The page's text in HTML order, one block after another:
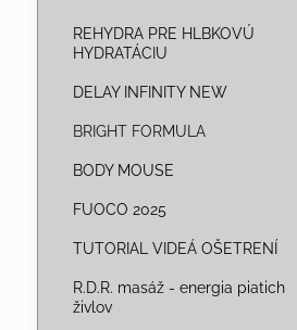
REHYDRA PRE HLBKOVÚ
HYDRATÁCIU
DELAY INFINITY NEW
BRIGHT FORMULA
BODY MOUSE
FUOCO 2025
TUTORIAL VIDEÁ OŠETRENÍ
R.D.R. masáž - energia piatich
živlov